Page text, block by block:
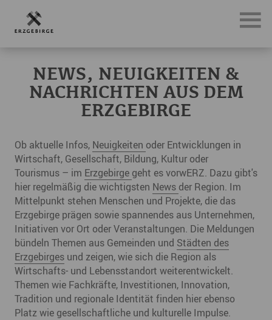
News, Neuigkeiten & Nachrichten aus dem Erzgebirge
NEWS, NEUIGKEITEN &
NACHRICHTEN AUS DEM
ERZGEBIRGE
Ob aktuelle Infos, Neuigkeiten oder Entwicklungen in
Wirtschaft, Gesellschaft, Bildung, Kultur oder
Tourismus – im Erzgebirge geht es vorwERZ. Dazu gibt's
hier regelmäßig die wichtigsten News der Region. Im
Mittelpunkt stehen Menschen und Projekte, die das
Erzgebirge prägen sowie spannendes aus Unternehmen,
Initiativen vor Ort oder Veranstaltungen. Die Meldungen
bündeln Themen aus Gemeinden und Städten des
Erzgebirges und zeigen, wie sich die Region als
Wirtschafts- und Lebensstandort weiterentwickelt.
Themen wie Fachkräfte, Investitionen, Innovation,
Tradition und regionale Identität finden hier ebenso
Platz wie gesellschaftliche und kulturelle Impulse.